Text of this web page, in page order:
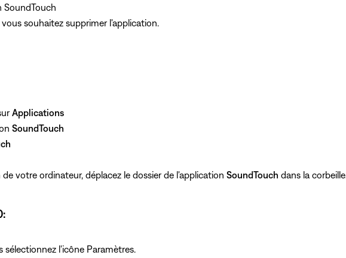
SoundTouch
souhaitez supprimer l'application.
Applications
SoundTouch
votre ordinateur, déplacez le dossier de l'application SoundTouch dans la corbeille.
l'icône Paramètres.